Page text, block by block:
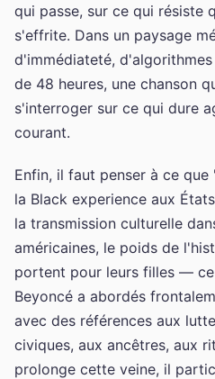
qui passe, sur ce qui résiste
s'effrite. Dans un paysage
d'immédiateté,
de 48 heures, une chanson
s'interroger sur ce qui dure
courant.
Enfin, il faut penser à ce
la Black experience aux
la transmission culturelle
américaines, le poids de
portent pour leurs filles —
Beyoncé a abordés
avec des références aux
civiques, aux ancêtres, aux
prolonge cette veine, il